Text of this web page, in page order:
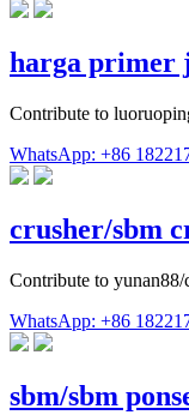
harga primer
Contribute to
WhatsApp: +86
crusher/sbm
Contribute to
WhatsApp: +86
sbm/sbm